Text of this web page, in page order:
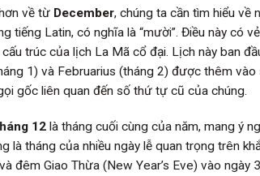
về từ December, chúng ta cần tìm hiểu về
tiếng Latin, có nghĩa là “mười”. Điều này có
cấu trúc của lịch La Mã cổ đại. Lịch này ban
1) và Februarius (tháng 2) được thêm
gốc liên quan đến số thứ tự cũ của chúng.
12 là tháng cuối cùng của năm, mang ý
là tháng của nhiều ngày lễ quan trọng trên
đêm Giao Thừa (New Year’s Eve) vào ngày